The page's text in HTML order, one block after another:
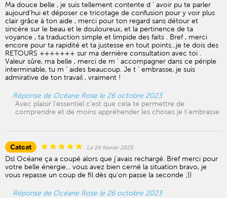
Ma douce belle , je suis tellement contente d ' avoir pu te parler
aujourd'hui et déposer ce tricotage de confusion pour y voir plus
clair grâce à ton aide , merci pour ton regard sans détour et
sincère sur le beau et le douloureux, et la pertinence de ta
voyance , ta traduction simple et limpide des faits . Bref , merci
encore pour ta rapidité et ta justesse en tout points...je te dois des
RETOURS +++++++ sur ma dernière consultation avec toi .
Valeur sûre, ma belle , merci de m ' accompagner dans ce périple
interminable, tu m ' aides beaucoup. Je t ' embrasse, je suis
admirative de ton travail , vraiment !
Réponse de Océane Rose le 26 octobre 2023
Avec plaisir l'essentiel c'est que cela te permettre de
comprendre et de moins appréhender les choses je t'embrasse
Catcat Le 24 février 2023
Dsl Océane ça a coupé alors que j'avais rechargé. Bref merci pour
votre belle énergie... vous avez bien cerné la situation bravo, je
vous repasse un coup de fil dès qu'on passe la seconde ;))
Réponse de Océane Rose le 26 octobre 2023